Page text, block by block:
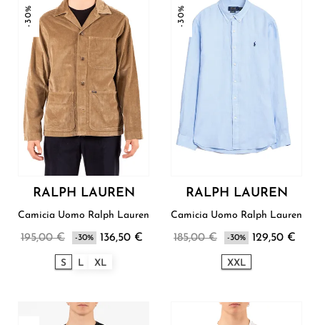
-30%
RALPH LAUREN
Camicia Uomo Ralph Lauren
195,00 € -30% 136,50 €
S L XL
-30%
RALPH LAUREN
Camicia Uomo Ralph Lauren
185,00 € -30% 129,50 €
XXL